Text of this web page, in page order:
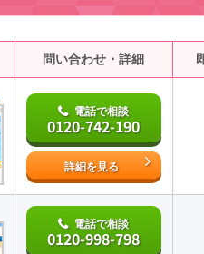
問い合わせ・詳細
電話で相談
0120-742-190
詳細を見る
電話で相談
0120-998-798